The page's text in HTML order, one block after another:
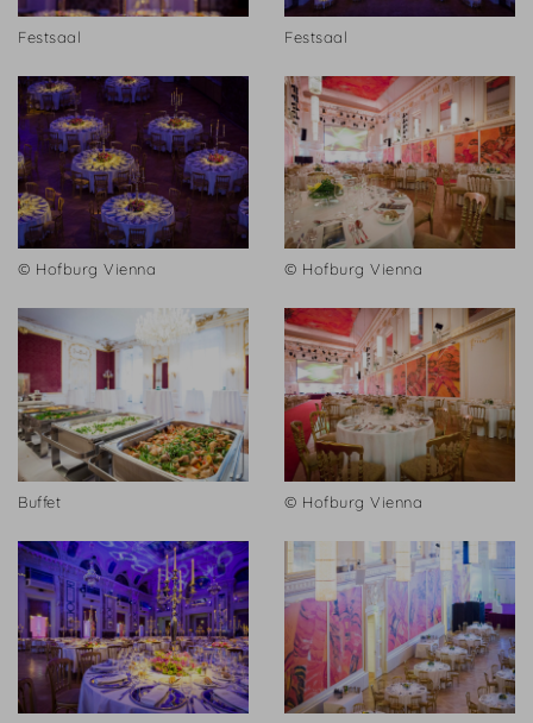
Festsaal Festsaal
© Hofburg Vienna © Hofburg Vienna
Buffet © Hofburg Vienna